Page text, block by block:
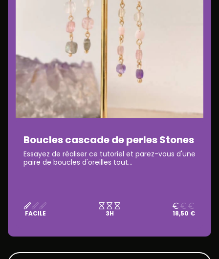
Boucles cascade de perles Stones
Essayez de réaliser ce tutoriel et parez-vous d'une
paire de boucles d'oreilles tout...
FACILE 3H 18,50 €